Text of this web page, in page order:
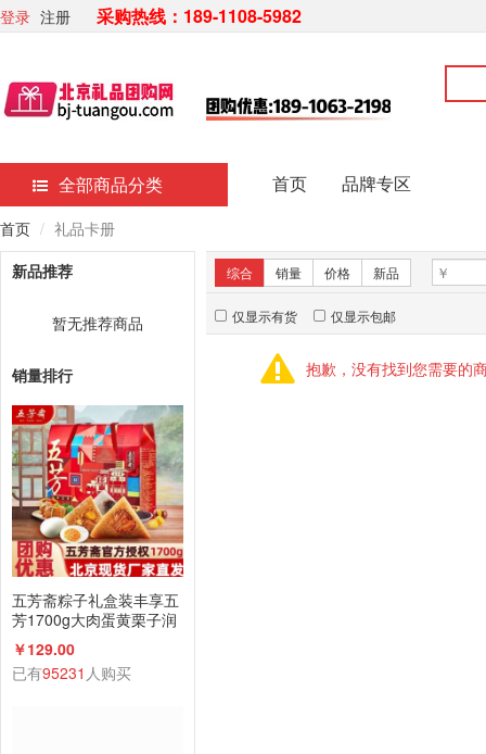
登录 注册 采购热线：189-1108-5982
全部商品分类 首页 品牌专区
首页
礼品卡册
新品推荐
暂无推荐商品
销量排行
五芳斋粽子礼盒装丰享五
芳1700g大肉蛋黄栗子润
香蜜枣咸鸭蛋组合
￥129.00
已有95231 人购买
综合 销量 价格 新品
仅显示有货 仅显示包邮
抱歉，没有找到您需要的